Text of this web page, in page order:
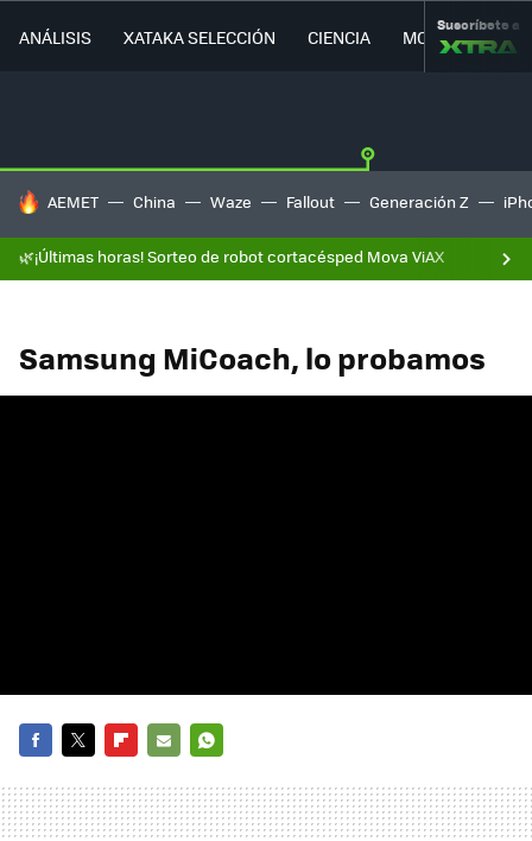
ANÁLISIS XATAKA SELECCIÓN CIENCIA MOVILIDAD
Suscríbete a
HOY SE HABLA DE
AEMET China Waze Fallout Generación Z
🌿¡Últimas horas! Sorteo de robot cortacésped Mova ViAX
Samsung MiCoach, lo probamos
MAIL